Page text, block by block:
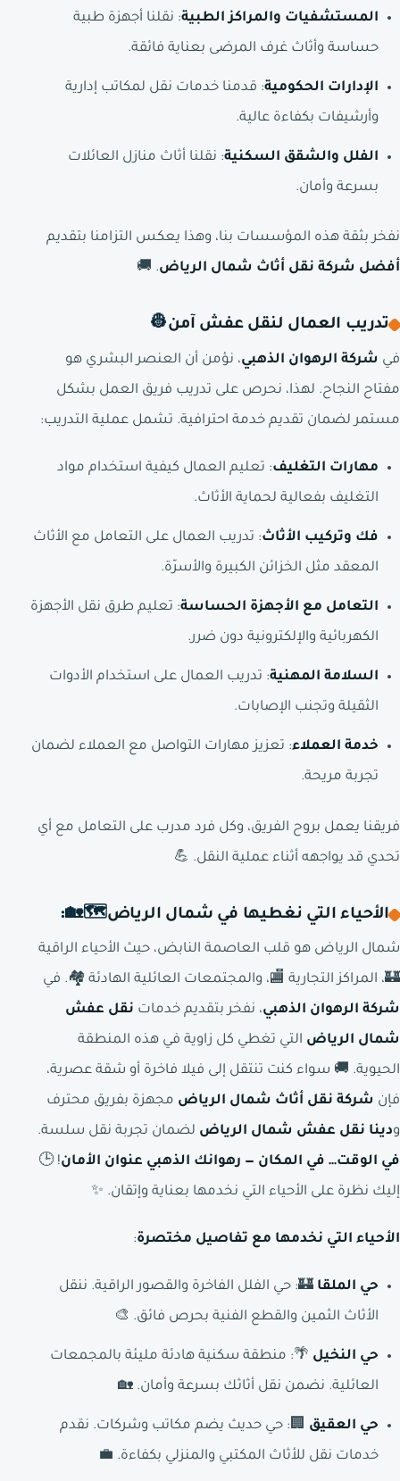
المستشفيات والمراكز الطبية: نقلنا أجهزة طبية
حساسة وأثاث غرف المرضى بعناية فائقة.
الإدارات الحكومية: قدمنا خدمات نقل لمكاتب إدارية
وأرشيفات بكفاءة عالية.
الفلل والشقق السكنية: نقلنا أثاث منازل العائلات
بسرعة وأمان.
نفخر بثقة هذه المؤسسات بنا، وهذا يعكس التزامنا بتقديم
أفضل شركة نقل أثاث شمال الرياض. 🚚
تدريب العمال لنقل عفش آمن👷
في شركة الرهوان الذهبي، نؤمن أن العنصر البشري هو
مفتاح النجاح. لهذا، نحرص على تدريب فريق العمل بشكل
مستمر لضمان تقديم خدمة احترافية. تشمل عملية التدريب:
مهارات التغليف: تعليم العمال كيفية استخدام مواد
التغليف بفعالية لحماية الأثاث.
فك وتركيب الأثاث: تدريب العمال على التعامل مع الأثاث
المعقد مثل الخزائن الكبيرة والأسرّة.
التعامل مع الأجهزة الحساسة: تعليم طرق نقل الأجهزة
الكهربائية والإلكترونية دون ضرر.
السلامة المهنية: تدريب العمال على استخدام الأدوات
الثقيلة وتجنب الإصابات.
خدمة العملاء: تعزيز مهارات التواصل مع العملاء لضمان
تجربة مريحة.
فريقنا يعمل بروح الفريق، وكل فرد مدرب على التعامل مع أي
تحدي قد يواجهه أثناء عملية النقل. 💪
الأحياء التي نغطيها في شمال الرياض🗺️🏡:
شمال الرياض هو قلب العاصمة النابض، حيث الأحياء الراقية
🏰، المراكز التجارية 🏬، والمجتمعات العائلية الهادئة 🏘️. في
شركة الرهوان الذهبي، نفخر بتقديم خدمات نقل عفش
شمال الرياض التي تغطي كل زاوية في هذه المنطقة
الحيوية. 🚚 سواء كنت تنتقل إلى فيلا فاخرة أو شقة عصرية،
فإن شركة نقل أثاث شمال الرياض مجهزة بفريق محترف
ودينا نقل عفش شمال الرياض لضمان تجربة نقل سلسة.
في الوقت… في المكان — رهوانك الذهبي عنوان الأمان! 🕒
إليك نظرة على الأحياء التي نخدمها بعناية وإتقان. ✨
الأحياء التي نخدمها مع تفاصيل مختصرة:
حي الملقا 🏰: حي الفلل الفاخرة والقصور الراقية. ننقل
الأثاث الثمين والقطع الفنية بحرص فائق. 🎨
حي النخيل 🌴: منطقة سكنية هادئة مليئة بالمجمعات
العائلية. نضمن نقل أثاثك بسرعة وأمان. 🏡
حي العقيق 🏢: حي حديث يضم مكاتب وشركات. نقدم
خدمات نقل للأثاث المكتبي والمنزلي بكفاءة. 💼